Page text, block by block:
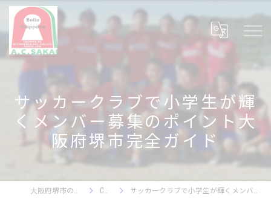
サッカークラブで小学生が輝
くメンバー募集のポイント大
阪府堺市完全ガイド
COLUMN サッカークラブで小学生が輝くメンバー募集のポイント大阪府堺市完全ガイド